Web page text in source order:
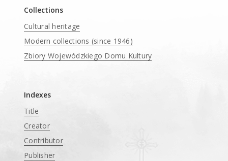
Collections
Cultural heritage
Modern collections (since 1946)
Zbiory Wojewódzkiego Domu Kultury
Indexes
Title
Creator
Contributor
Publisher